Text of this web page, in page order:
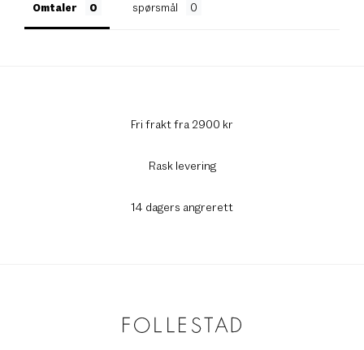
Omtaler spørsmål
Fri frakt fra 2900 kr
Rask levering
14 dagers angrerett